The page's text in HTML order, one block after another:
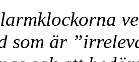
som är